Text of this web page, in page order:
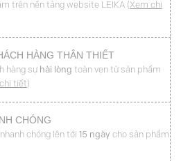
trên nền tảng website LEIKA (Xem chi
HÀNG THÂN THIẾT
hàng sự hài lòng toàn vẹn từ sản phẩm
tiết)
CHÓNG
chóng lên tới 15 ngày cho sản phẩm